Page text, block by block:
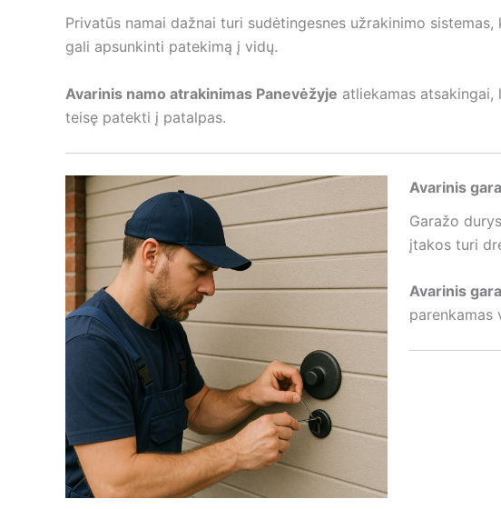
Privatūs namai dažnai turi sudėtingesnes užrakinimo
gali apsunkinti patekimą į vidų.
Avarinis namo atrakinimas Panevėžyje atliekamas
teisę patekti į patalpas.
Avarinis
Garažo
įtakos turi
Avarinis
parenkamas